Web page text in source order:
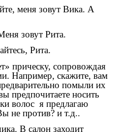
меня зовут Вика. А
зовут Рита.
Рита.
прическу, сопровождая
Например, скажите, вам
помыли их
предпочитаете носить
волос я предлагаю
не против? и т.д..
В салон заходит